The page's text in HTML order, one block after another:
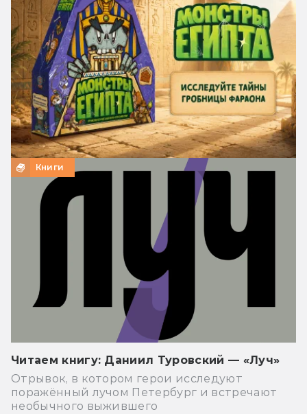
Книги
Читаем книгу: Даниил Туровский — «Луч»
Отрывок, в котором герои исследуют
поражённый лучом Петербург и встречают
необычного выжившего